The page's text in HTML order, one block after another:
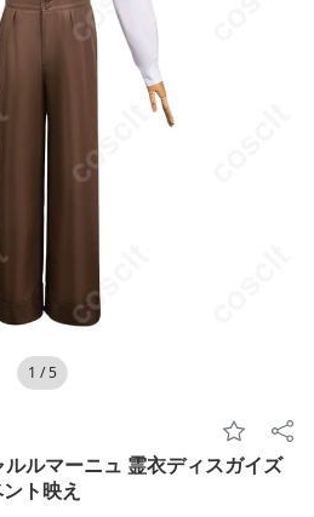
1 /5
ルマーニュ 霊衣ディスガイズ
ト映え